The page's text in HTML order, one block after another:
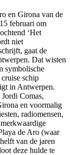
en Girona van de
februari om
‘Het
niet
gaat de
Dat wisten
symbolische
schip
in Antwerpen.
Comas,
en voormalig
radiomensen,
de Aro (waar
van de jaren
deze hulde te